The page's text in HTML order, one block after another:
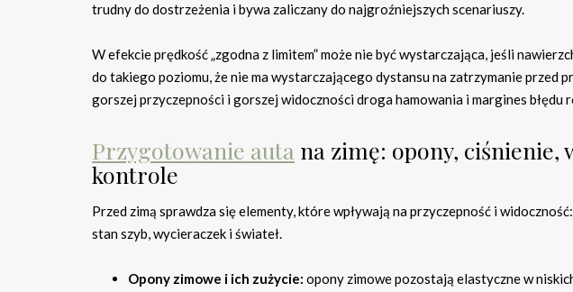
trudny do dostrzeżenia i bywa zaliczany do najgroźniejszych scenariuszy.
W efekcie prędkość „zgodna z limitem” może nie być wystarczająca, jeśli
do takiego poziomu, że nie ma wystarczającego dystansu na zatrzymanie przed
gorszej przyczepności i gorszej widoczności droga hamowania i margines błędu
Przygotowanie auta na zimę: opony, ciśnienie,
kontrole
Przed zimą sprawdza się elementy, które wpływają na przyczepność i
stan szyb, wycieraczek i świateł.
Opony zimowe i ich zużycie: opony zimowe pozostają elastyczne w